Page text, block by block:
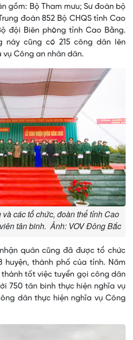
gồm: Bộ Tham mưu; Sư đoàn bộ
đoàn 852 Bộ CHQS tỉnh Cao
đội Biên phòng tỉnh Cao Bằng.
này cũng có 215 công dân lên
Công an nhân dân.
các tổ chức, đoàn thể tỉnh Cao
tân binh. Ảnh: VOV Đông Bắc
quân cũng đã được tổ chức
thành phố của tỉnh. Năm
thành tốt việc tuyển gọi công dân
750 tân binh thực hiện nghĩa vụ
dân thực hiện nghĩa vụ Công